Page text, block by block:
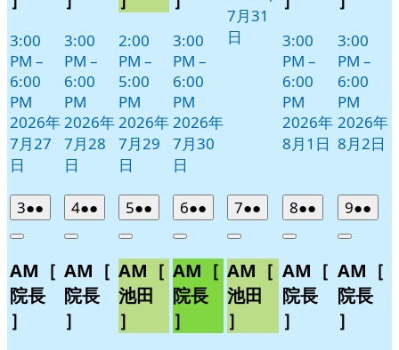
3:00
PM –
6:00
PM
2026年
7月27
日
3:00
PM –
6:00
PM
2026年
7月28
日
2:00
PM –
5:00
PM
2026年
7月29
日
3:00
PM –
6:00
PM
2026年
7月30
日
7月31
日
3:00
PM –
6:00
PM
2026年
8月1日
3:00
PM –
6:00
PM
2026年
8月2日
32026
年
月
3
日
●●
件
イ
ベ
Close
AM［
院長
］
42026
年
月
4
日
●●
件
イ
ベ
Close
AM［
院長
］
52026
年
月
5
日
●●
件
イ
ベ
ト)
Close
AM［
池田
］
62026
年
月
6
日
●●
件
イ
ベ
ト)
Close
AM［
院長
］
72026
年
月
7
日
●●
件
イ
ベ
ト)
Close
AM［
池田
］
82026
年
月
8
日
●●
件
イ
ベ
Close
AM［
院長
］
92026
年
月
9
日
●●
件
イ
ベ
Close
AM［
院長
］